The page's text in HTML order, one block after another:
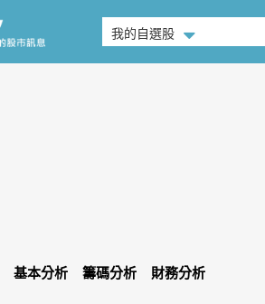
我的自選股
基本分析 籌碼分析 財務分析